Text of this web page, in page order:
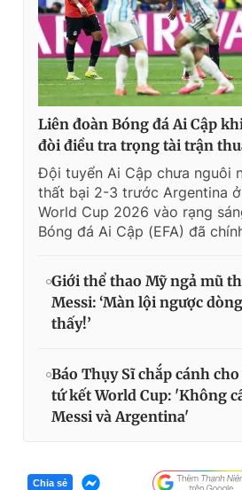
Liên đoàn Bóng đá Ai Cập
đòi điều tra trọng tài trận
Đội tuyển Ai Cập chưa nguôi
thất bại 2-3 trước Argentina
World Cup 2026 vào rạng
Bóng đá Ai Cập (EFA) đã
Giới thể thao Mỹ ngả mũ
Messi: ‘Màn lội ngược
thấy!’
Báo Thụy Sĩ chắp cánh
tứ kết World Cup: 'Không
Messi và Argentina'
Chia sẻ